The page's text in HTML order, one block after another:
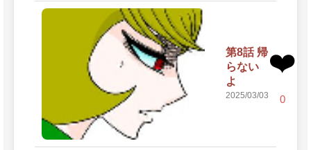
第8話 帰
らない
よ
2025/03/03
❤️
0